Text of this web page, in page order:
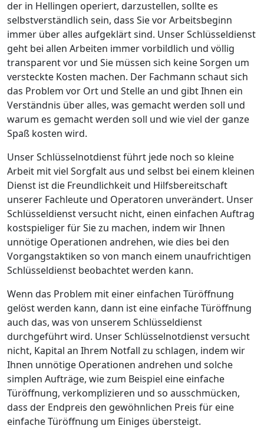
der in Hellingen operiert, darzustellen, sollte es
selbstverständlich sein, dass Sie vor Arbeitsbeginn
immer über alles aufgeklärt sind. Unser Schlüsseldienst
geht bei allen Arbeiten immer vorbildlich und völlig
transparent vor und Sie müssen sich keine Sorgen um
versteckte Kosten machen. Der Fachmann schaut sich
das Problem vor Ort und Stelle an und gibt Ihnen ein
Verständnis über alles, was gemacht werden soll und
warum es gemacht werden soll und wie viel der ganze
Spaß kosten wird.
Unser Schlüsselnotdienst führt jede noch so kleine
Arbeit mit viel Sorgfalt aus und selbst bei einem kleinen
Dienst ist die Freundlichkeit und Hilfsbereitschaft
unserer Fachleute und Operatoren unverändert. Unser
Schlüsseldienst versucht nicht, einen einfachen Auftrag
kostspieliger für Sie zu machen, indem wir Ihnen
unnötige Operationen andrehen, wie dies bei den
Vorgangstaktiken so von manch einem unaufrichtigen
Schlüsseldienst beobachtet werden kann.
Wenn das Problem mit einer einfachen Türöffnung
gelöst werden kann, dann ist eine einfache Türöffnung
auch das, was von unserem Schlüsseldienst
durchgeführt wird. Unser Schlüsselnotdienst versucht
nicht, Kapital an Ihrem Notfall zu schlagen, indem wir
Ihnen unnötige Operationen andrehen und solche
simplen Aufträge, wie zum Beispiel eine einfache
Türöffnung, verkomplizieren und so ausschmücken,
dass der Endpreis den gewöhnlichen Preis für eine
einfache Türöffnung um Einiges übersteigt.